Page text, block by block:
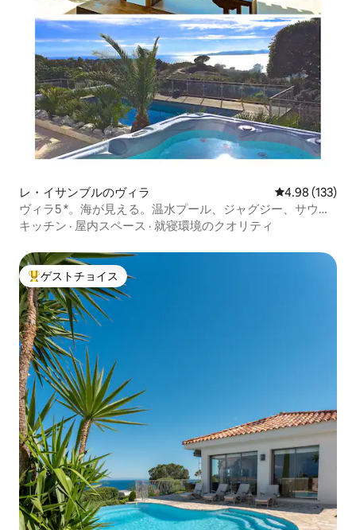
レ・イサンブルのヴィラ レビュー133
4.98 (133)
ヴィラ5 *。海が見える。温水プール、ジャグジー、サウ
ナ。
キッチン · 屋内スペース · 就寝環境のクオリティ
大好評のゲストチョイスです。
ゲストチョイス